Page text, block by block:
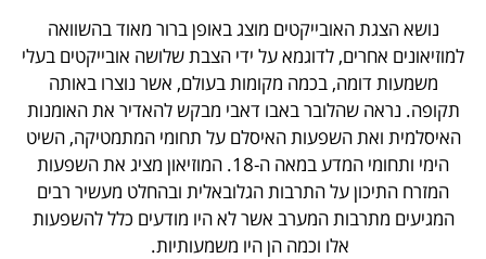
נושא הצגת האובייקטים מוצג באופן ברור מאוד בהשוואה
למוזיאונים אחרים, לדוגמא על ידי הצבת שלושה אובייקטים בעלי
משמעות דומה, בכמה מקומות בעולם, אשר נוצרו באותה
תקופה. נראה שהלובר באבו דאבי מבקש להאדיר את האומנות
האיסלמית ואת השפעות האיסלם על תחומי המתמטיקה, השיט
הימי ותחומי המדע במאה ה-18. המוזיאון מציג את השפעות
המזרח התיכון על התרבות הגלובאלית ובהחלט מעשיר רבים
המגיעים מתרבות המערב אשר לא היו מודעים כלל להשפעות
אלו וכמה הן היו משמעותיות.